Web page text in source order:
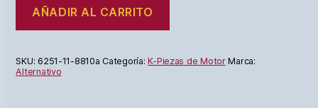
AÑADIR AL CARRITO
SKU:6251-11-8810a Categoría:K-Piezas de Motor Marca:
Alternativo